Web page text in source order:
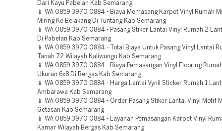
Dari Kayu Pabelan Kab Semarang
📱 WA 0859 3970 0884 - Biaya Memasang Karpet Vinyl Rumah
Miring Ke Belakang Di Tuntang Kab Semarang
📱 WA 0859 3970 0884 - Pasang Stiker Lantai Vinyl Rumah 2
Di Pabelan Kab Semarang
📱 WA 0859 3970 0884 - Total Biaya Untuk Pasang Vinyl Lantai
Tanah 72 Wilayah Kaliwungu Kab Semarang
📱 WA 0859 3970 0884 - Biaya Pemasangan Vinyl Flooring
Ukuran 6x8 Di Bergas Kab Semarang
📱 WA 0859 3970 0884 - Harga Lantai Vynil Sticker Rumah 1
Ambarawa Kab Semarang
📱 WA 0859 3970 0884 - Order Pasang Stiker Lantai Vinyl Motif
Getasan Kab Semarang
📱 WA 0859 3970 0884 - Layanan Pemasangan Karpet Vinyl
Kamar Wilayah Bergas Kab Semarang